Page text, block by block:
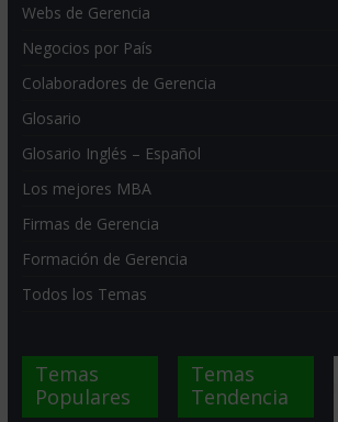
Webs de Gerencia
Negocios por País
Colaboradores de Gerencia
Glosario
Glosario Inglés – Español
Los mejores MBA
Firmas de Gerencia
Formación de Gerencia
Todos los Temas
Temas
Populares
Temas
Tendencia